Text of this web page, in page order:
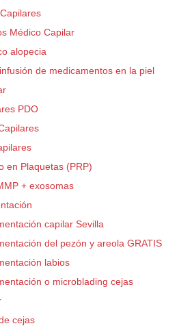
Médico Capilar
alopecia
de medicamentos en la piel
PDO
en Plaquetas (PRP)
+ exosomas
capilar Sevilla
del pezón y areola GRATIS
labios
o microblading cejas
cejas